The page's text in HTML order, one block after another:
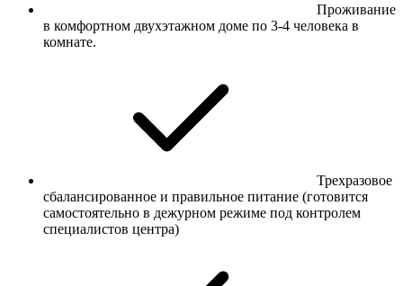
Проживание
в комфортном двухэтажном доме по 3-4 человека в
комнате.
Трехразовое
сбалансированное и правильное питание (готовится
самостоятельно в дежурном режиме под контролем
специалистов центра)